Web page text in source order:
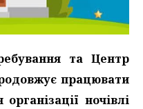
та Центр
працювати
ночівлі